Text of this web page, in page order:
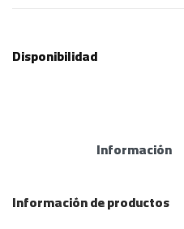
Disponibilidad
Información
Información de productos